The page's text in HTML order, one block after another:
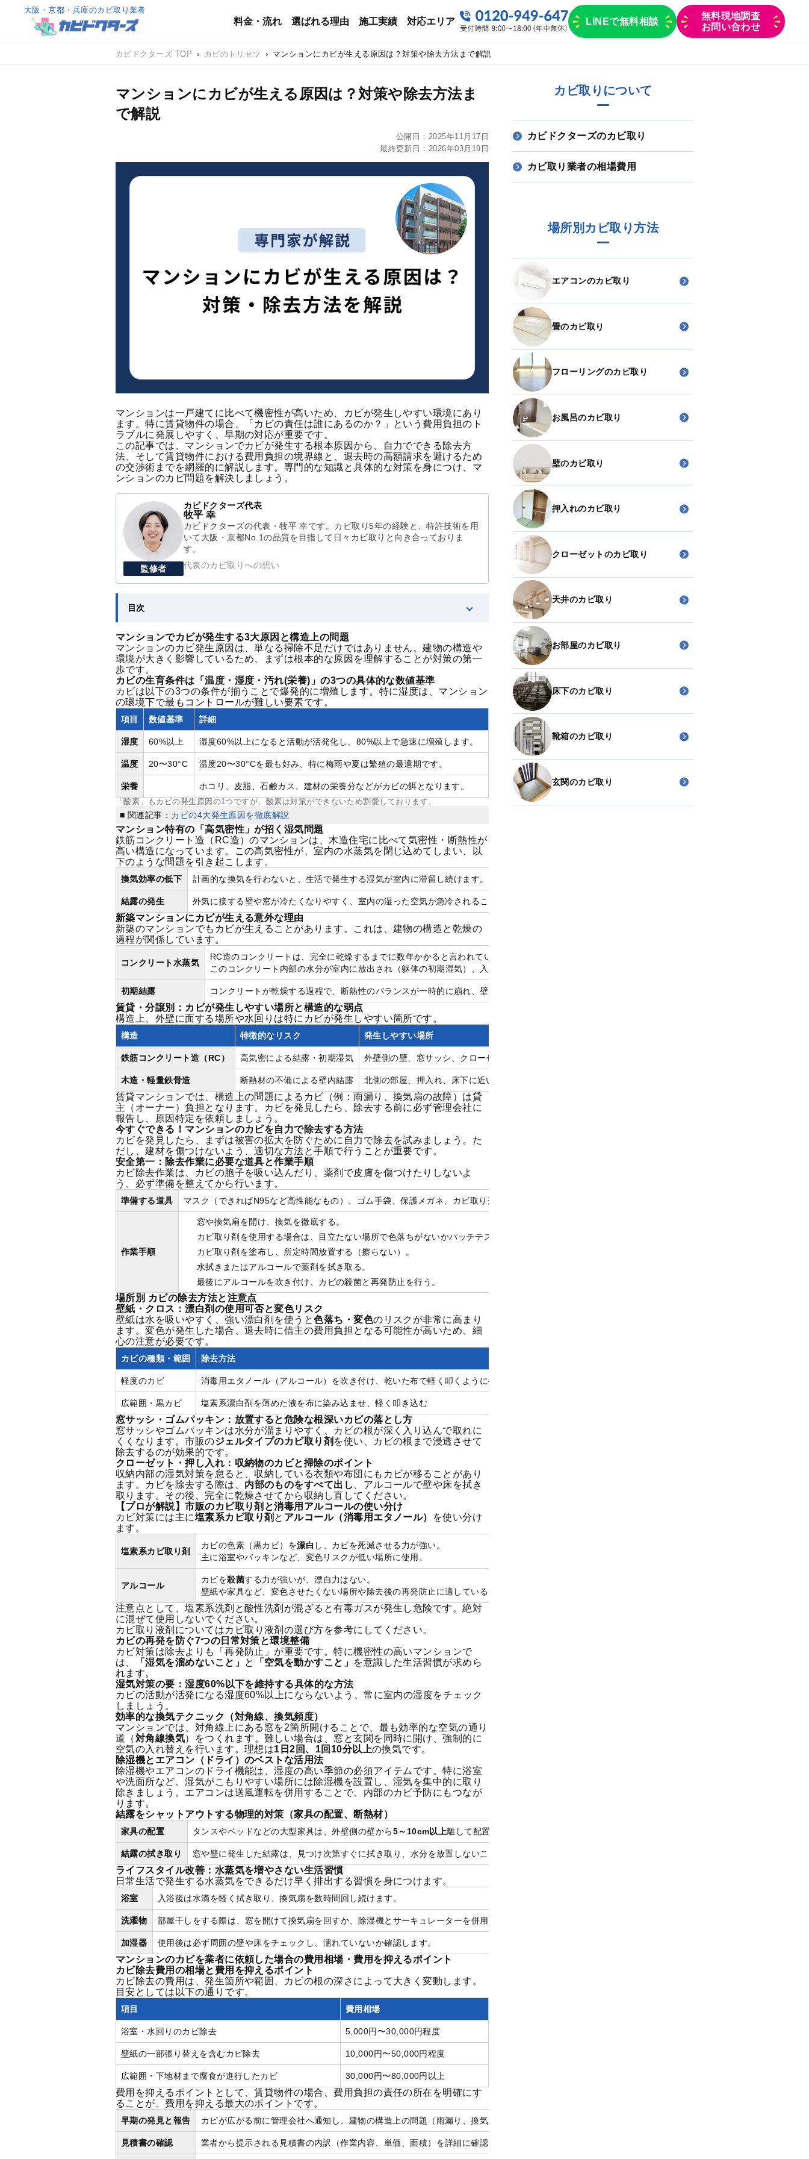
大阪・京都・兵庫のカビ取り業者
料金・流れ 選ばれる理由 施工実績 対応エリア LINEで無料相談
無料現地調査
お問い合わせ
カビドクターズ TOP › カビのトリセツ › マンションにカビが生える原因は？対策や除去方法まで解説
マンションにカビが生える原因は？対策や除去方法ま
で解説
公開日： 2025年11月17日
最終更新日： 2026年03月19日
マンションは一戸建てに比べて機密性が高いため、カビが発生しやすい環境にあり
ます。特に賃貸物件の場合、「カビの責任は誰にあるのか？」という費用負担のト
ラブルに発展しやすく、早期の対応が重要です。
この記事では、マンションでカビが発生する根本原因から、自力でできる除去方
法、そして賃貸物件における費用負担の境界線と、退去時の高額請求を避けるため
の交渉術までを網羅的に解説します。専門的な知識と具体的な対策を身につけ、マ
ンションのカビ問題を解決しましょう。
監修者
カビドクターズ代表
牧平 幸
カビドクターズの代表・牧平 幸です。カビ取り5年の経験と、特許技術を用
いて大阪・京都No.1の品質を目指して日々カビ取りと向き合っておりま
す。
代表のカビ取りへの想い
目次
マンションでカビが発生する3大原因と構造上の問題
マンションのカビ発生原因は、単なる掃除不足だけではありません。建物の構造や
環境が大きく影響しているため、まずは根本的な原因を理解することが対策の第一
歩です。
カビの生育条件は「温度・湿度・汚れ(栄養)」の3つの具体的な数値基準
カビは以下の3つの条件が揃うことで爆発的に増殖します。特に湿度は、マンション
の環境下で最もコントロールが難しい要素です。
項目 数値基準 詳細
湿度 60%以上 湿度60%以上になると活動が活発化し、80%以上で急速に増殖します。
温度 20〜30°C 温度20〜30°Cを最も好み、特に梅雨や夏は繁殖の最適期です。
栄養 ホコリ、皮脂、石鹸カス、建材の栄養分などがカビの餌となります。
「酸素」もカビの発生原因の1つですが、酸素は対策ができないため割愛しております。
■ 関連記事： カビの4大発生原因を徹底解説
マンション特有の「高気密性」が招く湿気問題
鉄筋コンクリート造（RC造）のマンションは、木造住宅に比べて気密性・断熱性が
高い構造になっています。この高気密性が、室内の水蒸気を閉じ込めてしまい、以
下のような問題を引き起こします。
換気効率の低下 計画的な換気を行わないと、生活で発生する湿気が室内に滞留し続けます。
結露の発生 外気に接する壁や窓が冷たくなりやすく、室内の湿った空気が急冷されることで水滴（結露）が発生し、カビの栄養源となります。
新築マンションにカビが生える意外な理由
新築のマンションでもカビが生えることがあります。これは、建物の構造と乾燥の
過程が関係しています。
コンクリート水蒸気
RC造のコンクリートは、完全に乾燥するまでに数年かかると言われています。
このコンクリート内部の水分が室内に放出され（躯体の初期湿気）、入居後しばらくは異常に高い湿度状態になりやすいです。
初期結露 コンクリートが乾燥する過程で、断熱性のバランスが一時的に崩れ、壁の内部や裏側に結露が発生することがあります。
賃貸・分譲別：カビが発生しやすい場所と構造的な弱点
構造上、外壁に面する場所や水回りは特にカビが発生しやすい箇所です。
構造 特徴的なリスク 発生しやすい場所
鉄筋コンクリート造（RC） 高気密による結露・初期湿気 外壁側の壁、窓サッシ、クローゼットの奥、浴室
木造・軽量鉄骨造 断熱材の不備による壁内結露 北側の部屋、押入れ、床下に近い1階部分
賃貸マンションでは、構造上の問題によるカビ（例：雨漏り、換気扇の故障）は貸
主（オーナー）負担となります。カビを発見したら、除去する前に必ず管理会社に
報告し、原因特定を依頼しましょう。
今すぐできる！マンションのカビを自力で除去する方法
カビを発見したら、まずは被害の拡大を防ぐために自力で除去を試みましょう。た
だし、建材を傷つけないよう、適切な方法と手順で行うことが重要です。
安全第一：除去作業に必要な道具と作業手順
カビ除去作業は、カビの胞子を吸い込んだり、薬剤で皮膚を傷つけたりしないよ
う、必ず準備を整えてから行います。
準備する道具 マスク（できればN95など高性能なもの）、ゴム手袋、保護メガネ、カビ取り剤、消毒用アルコール、使い捨ての布や雑巾。
作業手順
窓や換気扇を開け、換気を徹底する。
カビ取り剤を使用する場合は、目立たない場所で色落ちがないかパッチテストを行う。
カビ取り剤を塗布し、所定時間放置する（擦らない）。
水拭きまたはアルコールで薬剤を拭き取る。
最後にアルコールを吹き付け、カビの殺菌と再発防止を行う。
場所別 カビの除去方法と注意点
壁紙・クロス：漂白剤の使用可否と変色リスク
壁紙は水を吸いやすく、強い漂白剤を使うと色落ち・変色のリスクが非常に高まり
ます。変色が発生した場合、退去時に借主の費用負担となる可能性が高いため、細
心の注意が必要です。
カビの種類・範囲 除去方法
軽度のカビ 消毒用エタノール（アルコール）を吹き付け、乾いた布で軽く叩くように拭き取る
広範囲・黒カビ 塩素系漂白剤を薄めた液を布に染み込ませ、軽く叩き込む
窓サッシ・ゴムパッキン：放置すると危険な根深いカビの落とし方
窓サッシやゴムパッキンは水分が溜まりやすく、カビの根が深く入り込んで取れに
くくなります。市販のジェルタイプのカビ取り剤 を使い、カビの根まで浸透させて
除去するのが効果的です。
クローゼット・押し入れ：収納物のカビと掃除のポイント
収納内部の湿気対策を怠ると、収納している衣類や布団にもカビが移ることがあり
ます。カビを除去する際は、 内部のものをすべて出し
、アルコールで壁や床を拭き
取ります。その後、完全に乾燥させてから収納し直してください。
【プロが解説】市販のカビ取り剤と消毒用アルコールの使い分け
カビ対策には主に塩素系カビ取り剤 と アルコール（消毒用エタノール）
を使い分け
ます。
塩素系カビ取り剤
カビの色素（黒カビ）を漂白 し、カビを死滅させる力が強い。
主に浴室やパッキンなど、変色リスクが低い場所に使用。
アルコール
カビを殺菌する力が強いが、漂白力はない。
壁紙や家具など、変色させたくない場所や除去後の再発防止に適している。
注意点として、塩素系洗剤と酸性洗剤が混ざると有毒ガスが発生し危険です。絶対
に混ぜて使用しないでください。
カビ取り液剤についてはカビ取り液剤の選び方を参考にしてください。
カビの再発を防ぐ7つの日常対策と環境整備
カビ対策は除去よりも「再発防止」が重要です。特に機密性の高いマンションで
は、
「湿気を溜めないこと」 と 「空気を動かすこと」 を意識した生活習慣が求めら
れます。
湿気対策の要：湿度60%以下を維持する具体的な方法
カビの活動が活発になる湿度60%以上にならないよう、常に室内の湿度をチェック
しましょう。
効率的な換気テクニック（対角線、換気頻度）
マンションでは、対角線上にある窓を2箇所開けることで、最も効率的な空気の通り
道（対角線換気）をつくれます。難しい場合は、窓と玄関を同時に開け、強制的に
空気の入れ替えを行います。理想は1日2回、1回10分以上の換気です。
除湿機とエアコン（ドライ）のベストな活用法
除湿機やエアコンのドライ機能は、湿度の高い季節の必須アイテムです。特に浴室
や洗面所など、湿気がこもりやすい場所には除湿機を設置し、湿気を集中的に取り
除きましょう。エアコンは送風運転を併用することで、内部のカビ予防にもつなが
ります。
結露をシャットアウトする物理的対策（家具の配置、断熱材）
家具の配置 タンスやベッドなどの大型家具は、外壁側の壁から5～10cm以上離して配置し、壁との間に空気の通り道をつくりましょう。
結露の拭き取り 窓や壁に発生した結露は、見つけ次第すぐに拭き取り、水分を放置しないことが大切です（善管注意義務の履行）。
ライフスタイル改善：水蒸気を増やさない生活習慣
日常生活で発生する水蒸気をできるだけ早く排出する習慣を身につけます。
浴室 入浴後は水滴を軽く拭き取り、換気扇を数時間回し続けます。
洗濯物 部屋干しをする際は、窓を開けて換気扇を回すか、除湿機とサーキュレーターを併用し、短時間で乾かすようにします。
加湿器 使用後は必ず周囲の壁や床をチェックし、濡れていないか確認します。
マンションのカビを業者に依頼した場合の費用相場・費用を抑えるポイント
カビ除去費用の相場と費用を抑えるポイント
カビ除去の費用は、発生箇所や範囲、カビの根の深さによって大きく変動します。
目安としては以下の通りです。
項目 費用相場
浴室・水回りのカビ除去 5,000円〜30,000円程度
壁紙の一部張り替えを含むカビ除去 10,000円〜50,000円程度
広範囲・下地材まで腐食が進行したカビ 30,000円〜80,000円以上
費用を抑えるポイントとして、賃貸物件の場合、費用負担の責任の所在を明確にす
ることが、費用を抑える最大のポイントです。
早期の発見と報告 カビが広がる前に管理会社へ通知し、建物の構造上の問題（雨漏り、換気扇故障など）を指摘します。
見積書の確認 業者から提示される見積書の内訳（作業内容、単価、面積）を詳細に確認し、不当な高額請求でないかチェックします。
カビ取りについて
カビドクターズのカビ取り
カビ取り業者の相場費用
場所別カビ取り方法
エアコンのカビ取り
畳のカビ取り
フローリングのカビ取り
お風呂のカビ取り
壁のカビ取り
押入れのカビ取り
クローゼットのカビ取り
天井のカビ取り
お部屋のカビ取り
床下のカビ取り
靴箱のカビ取り
玄関のカビ取り